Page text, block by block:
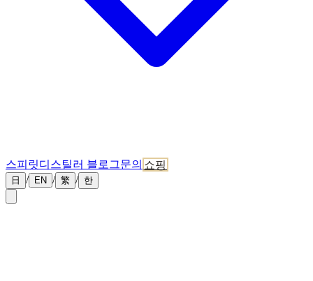
스피릿디스틸러 블로그문의 쇼핑
日 / EN / 繁 / 한